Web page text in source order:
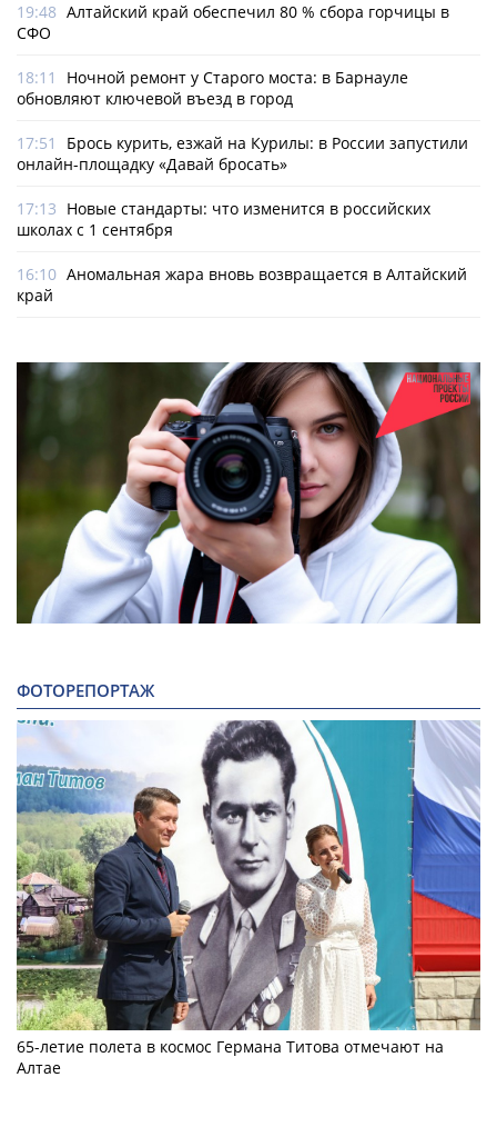
19:48 Алтайский край обеспечил 80 % сбора горчицы в
СФО
18:11
Ночной ремонт у Старого моста: в Барнауле
обновляют ключевой въезд в город
17:51
Брось курить, езжай на Курилы: в России запустили
онлайн-­площадку «Давай бросать»
17:13 Новые стандарты: что изменится в российских
школах с 1 сентября
16:10 Аномальная жара вновь возвращается в Алтайский
край
ФОТОРЕПОРТАЖ
65-летие полета в космос Германа Титова отмечают на
Алтае